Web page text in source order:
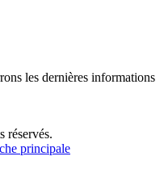
les dernières informations
réservés.
principale